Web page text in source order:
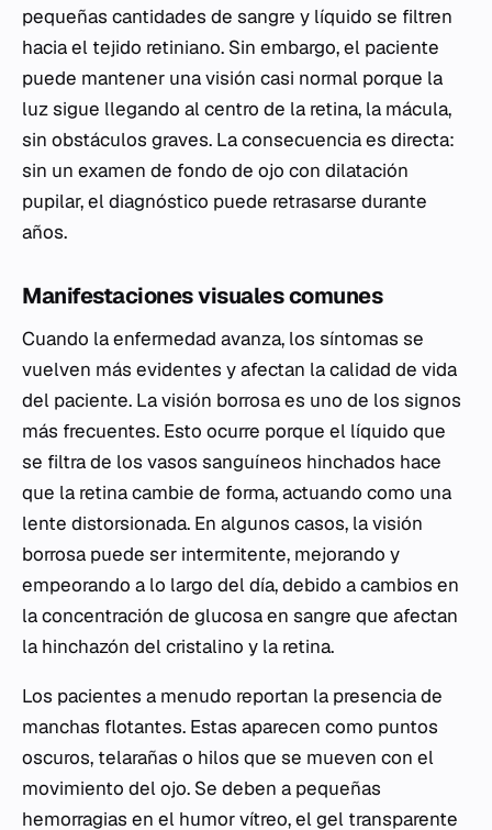
pequeñas cantidades de sangre y líquido se filtren
hacia el tejido retiniano. Sin embargo, el paciente
puede mantener una visión casi normal porque la
luz sigue llegando al centro de la retina, la mácula,
sin obstáculos graves. La consecuencia es directa:
sin un examen de fondo de ojo con dilatación
pupilar, el diagnóstico puede retrasarse durante
años.
Manifestaciones visuales comunes
Cuando la enfermedad avanza, los síntomas se
vuelven más evidentes y afectan la calidad de vida
del paciente. La visión borrosa es uno de los signos
más frecuentes. Esto ocurre porque el líquido que
se filtra de los vasos sanguíneos hinchados hace
que la retina cambie de forma, actuando como una
lente distorsionada. En algunos casos, la visión
borrosa puede ser intermitente, mejorando y
empeorando a lo largo del día, debido a cambios en
la concentración de glucosa en sangre que afectan
la hinchazón del cristalino y la retina.
Los pacientes a menudo reportan la presencia de
manchas flotantes. Estas aparecen como puntos
oscuros, telarañas o hilos que se mueven con el
movimiento del ojo. Se deben a pequeñas
hemorragias en el humor vítreo, el gel transparente